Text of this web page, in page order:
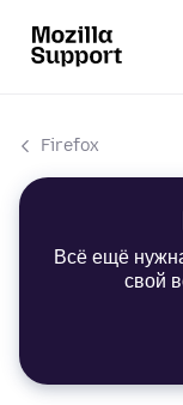
Firefox
Всё ещё
свой